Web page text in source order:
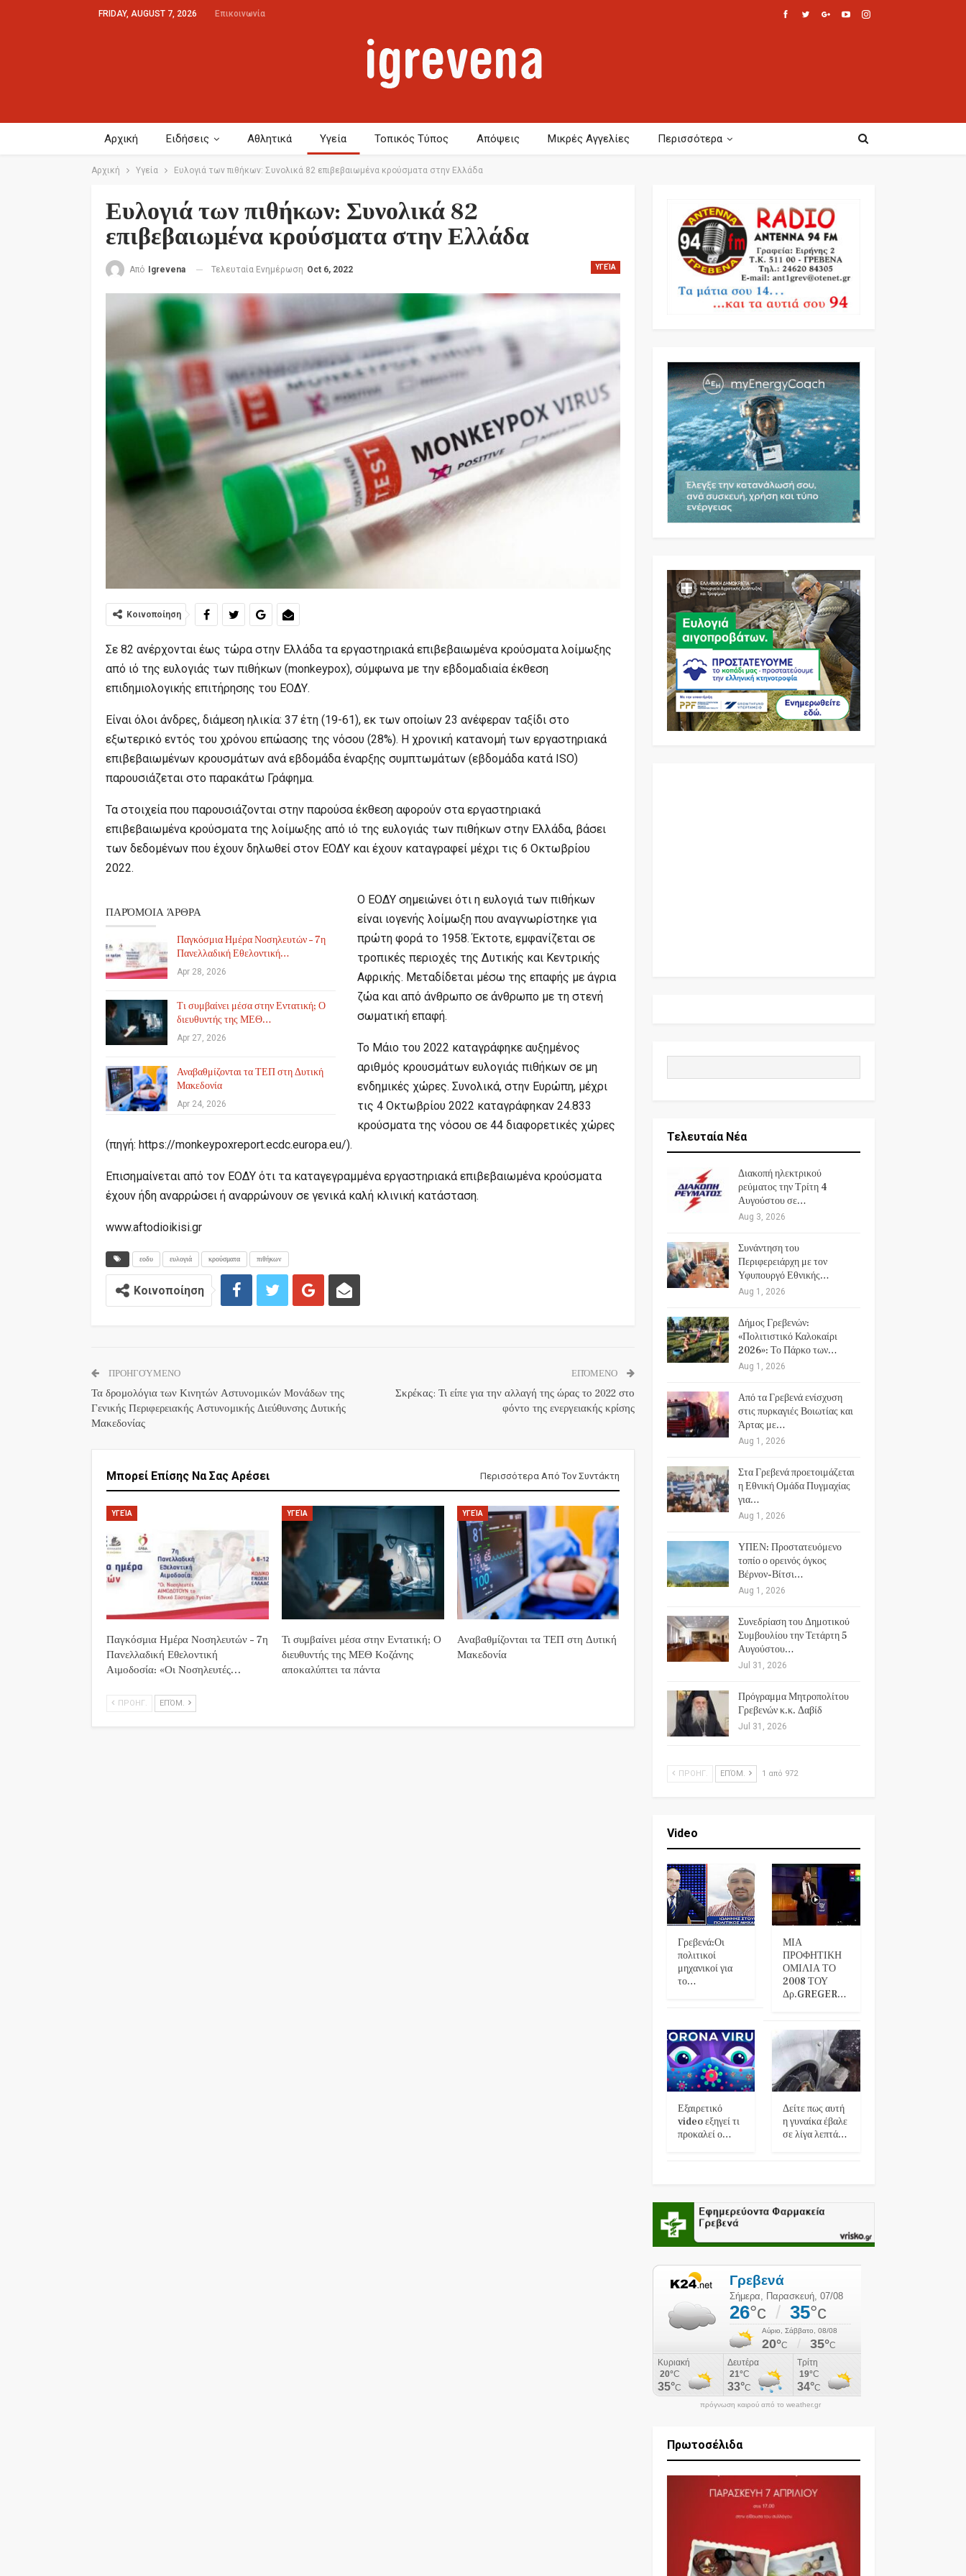
FRIDAY, AUGUST 7, 2026 Επικοινωνία
Αρχική Ειδήσεις Αθλητικά Υγεία Τοπικός Τύπος Απόψεις Μικρές Αγγελίες Περισσότερα
Αρχική Υγεία Ευλογιά των πιθήκων: Συνολικά 82 επιβεβαιωμένα κρούσματα στην Ελλάδα
Ευλογιά των πιθήκων: Συνολικά 82
επιβεβαιωμένα κρούσματα στην Ελλάδα
ΥΓΕΊΑ
Από Igrevena Τελευταία Ενημέρωση Oct 6, 2022
Κοινοποίηση
Σε 82 ανέρχονται έως τώρα στην Ελλάδα τα εργαστηριακά επιβεβαιωμένα κρούσματα λοίμωξης
από ιό της ευλογιάς των πιθήκων (monkeypox), σύμφωνα με την εβδομαδιαία έκθεση
επιδημιολογικής επιτήρησης του ΕΟΔΥ.
Είναι όλοι άνδρες, διάμεση ηλικία: 37 έτη (19-61), εκ των οποίων 23 ανέφεραν ταξίδι στο
εξωτερικό εντός του χρόνου επώασης της νόσου (28%). Η χρονική κατανομή των εργαστηριακά
επιβεβαιωμένων κρουσμάτων ανά εβδομάδα έναρξης συμπτωμάτων (εβδομάδα κατά ISO)
παρουσιάζεται στο παρακάτω Γράφημα.
Τα στοιχεία που παρουσιάζονται στην παρούσα έκθεση αφορούν στα εργαστηριακά
επιβεβαιωμένα κρούσματα της λοίμωξης από ιό της ευλογιάς των πιθήκων στην Ελλάδα, βάσει
των δεδομένων που έχουν δηλωθεί στον ΕΟΔΥ και έχουν καταγραφεί μέχρι τις 6 Οκτωβρίου
2022.
ΠΑΡΌΜΟΙΑ ΆΡΘΡΑ
Παγκόσμια Ημέρα Νοσηλευτών – 7η
Πανελλαδική Εθελοντική…
Apr 28, 2026
Τι συμβαίνει μέσα στην Εντατική; Ο
διευθυντής της ΜΕΘ…
Apr 27, 2026
Αναβαθμίζονται τα ΤΕΠ στη Δυτική
Μακεδονία
Apr 24, 2026
Ο ΕΟΔΥ σημειώνει ότι η ευλογιά των πιθήκων
είναι ιογενής λοίμωξη που αναγνωρίστηκε για
πρώτη φορά το 1958. Έκτοτε, εμφανίζεται σε
τροπικές περιοχές της Δυτικής και Κεντρικής
Αφρικής. Μεταδίδεται μέσω της επαφής με άγρια
ζώα και από άνθρωπο σε άνθρωπο με τη στενή
σωματική επαφή.
Το Μάιο του 2022 καταγράφηκε αυξημένος
αριθμός κρουσμάτων ευλογιάς πιθήκων σε μη
ενδημικές χώρες. Συνολικά, στην Ευρώπη, μέχρι
τις 4 Οκτωβρίου 2022 καταγράφηκαν 24.833
κρούσματα της νόσου σε 44 διαφορετικές χώρες
(πηγή: https://monkeypoxreport.ecdc.europa.eu/).
Επισημαίνεται από τον ΕΟΔΥ ότι τα καταγεγραμμένα εργαστηριακά επιβεβαιωμένα κρούσματα
έχουν ήδη αναρρώσει ή αναρρώνουν σε γενικά καλή κλινική κατάσταση.
www.aftodioikisi.gr
εοδυ ευλογιά κρούσματα πιθήκων
Κοινοποίηση
ΠΡΟΗΓΟΎΜΕΝΟ
Τα δρομολόγια των Κινητών Αστυνομικών Μονάδων της
Γενικής Περιφερειακής Αστυνομικής Διεύθυνσης Δυτικής
Μακεδονίας
ΕΠΌΜΕΝΟ
Σκρέκας: Τι είπε για την αλλαγή της ώρας το 2022 στο
φόντο της ενεργειακής κρίσης
Μπορεί Επίσης Να Σας Αρέσει Περισσότερα Από Τον Συντάκτη
ΥΓΕΊΑ
Παγκόσμια Ημέρα Νοσηλευτών – 7η
Πανελλαδική Εθελοντική
Αιμοδοσία: «Οι Νοσηλευτές…
ΥΓΕΊΑ
Τι συμβαίνει μέσα στην Εντατική; Ο
διευθυντής της ΜΕΘ Κοζάνης
αποκαλύπτει τα πάντα
ΥΓΕΊΑ
Αναβαθμίζονται τα ΤΕΠ στη Δυτική
Μακεδονία
ΠΡΟΗΓ. ΕΠΌΜ.
Τελευταία Νέα
Διακοπή ηλεκτρικού
ρεύματος την Τρίτη 4
Αυγούστου σε…
Aug 3, 2026
Συνάντηση του
Περιφερειάρχη με τον
Υφυπουργό Εθνικής…
Aug 1, 2026
Δήμος Γρεβενών:
«Πολιτιστικό Καλοκαίρι
2026»: Το Πάρκο των…
Aug 1, 2026
Από τα Γρεβενά ενίσχυση
στις πυρκαγιές Βοιωτίας και
Άρτας με…
Aug 1, 2026
Στα Γρεβενά προετοιμάζεται
η Εθνική Ομάδα Πυγμαχίας
για…
Aug 1, 2026
ΥΠΕΝ: Προστατευόμενο
τοπίο ο ορεινός όγκος
Βέρνον-Βίτσι…
Aug 1, 2026
Συνεδρίαση του Δημοτικού
Συμβουλίου την Τετάρτη 5
Αυγούστου…
Jul 31, 2026
Πρόγραμμα Μητροπολίτου
Γρεβενών κ.κ. Δαβίδ
Jul 31, 2026
ΠΡΟΗΓ. ΕΠΌΜ. 1 από 972
Video
Γρεβενά:Οι
πολιτικοί
μηχανικοί για
το…
ΜΙΑ
ΠΡΟΦΗΤΙΚΗ
ΟΜΙΛΙΑ ΤΟ
2008 ΤΟΥ
Δρ.GREGER…
Εξαιρετικό
video εξηγεί τι
προκαλεί ο…
Δείτε πως αυτή
η γυναίκα έβαλε
σε λίγα λεπτά…
πρόγνωση καιρού από το weather.gr
Πρωτοσέλιδα